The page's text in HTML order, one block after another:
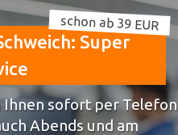
Super
schon ab 39 EUR
sofort per Telefon
Abends und am